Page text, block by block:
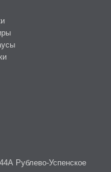
Рублево-Успенское